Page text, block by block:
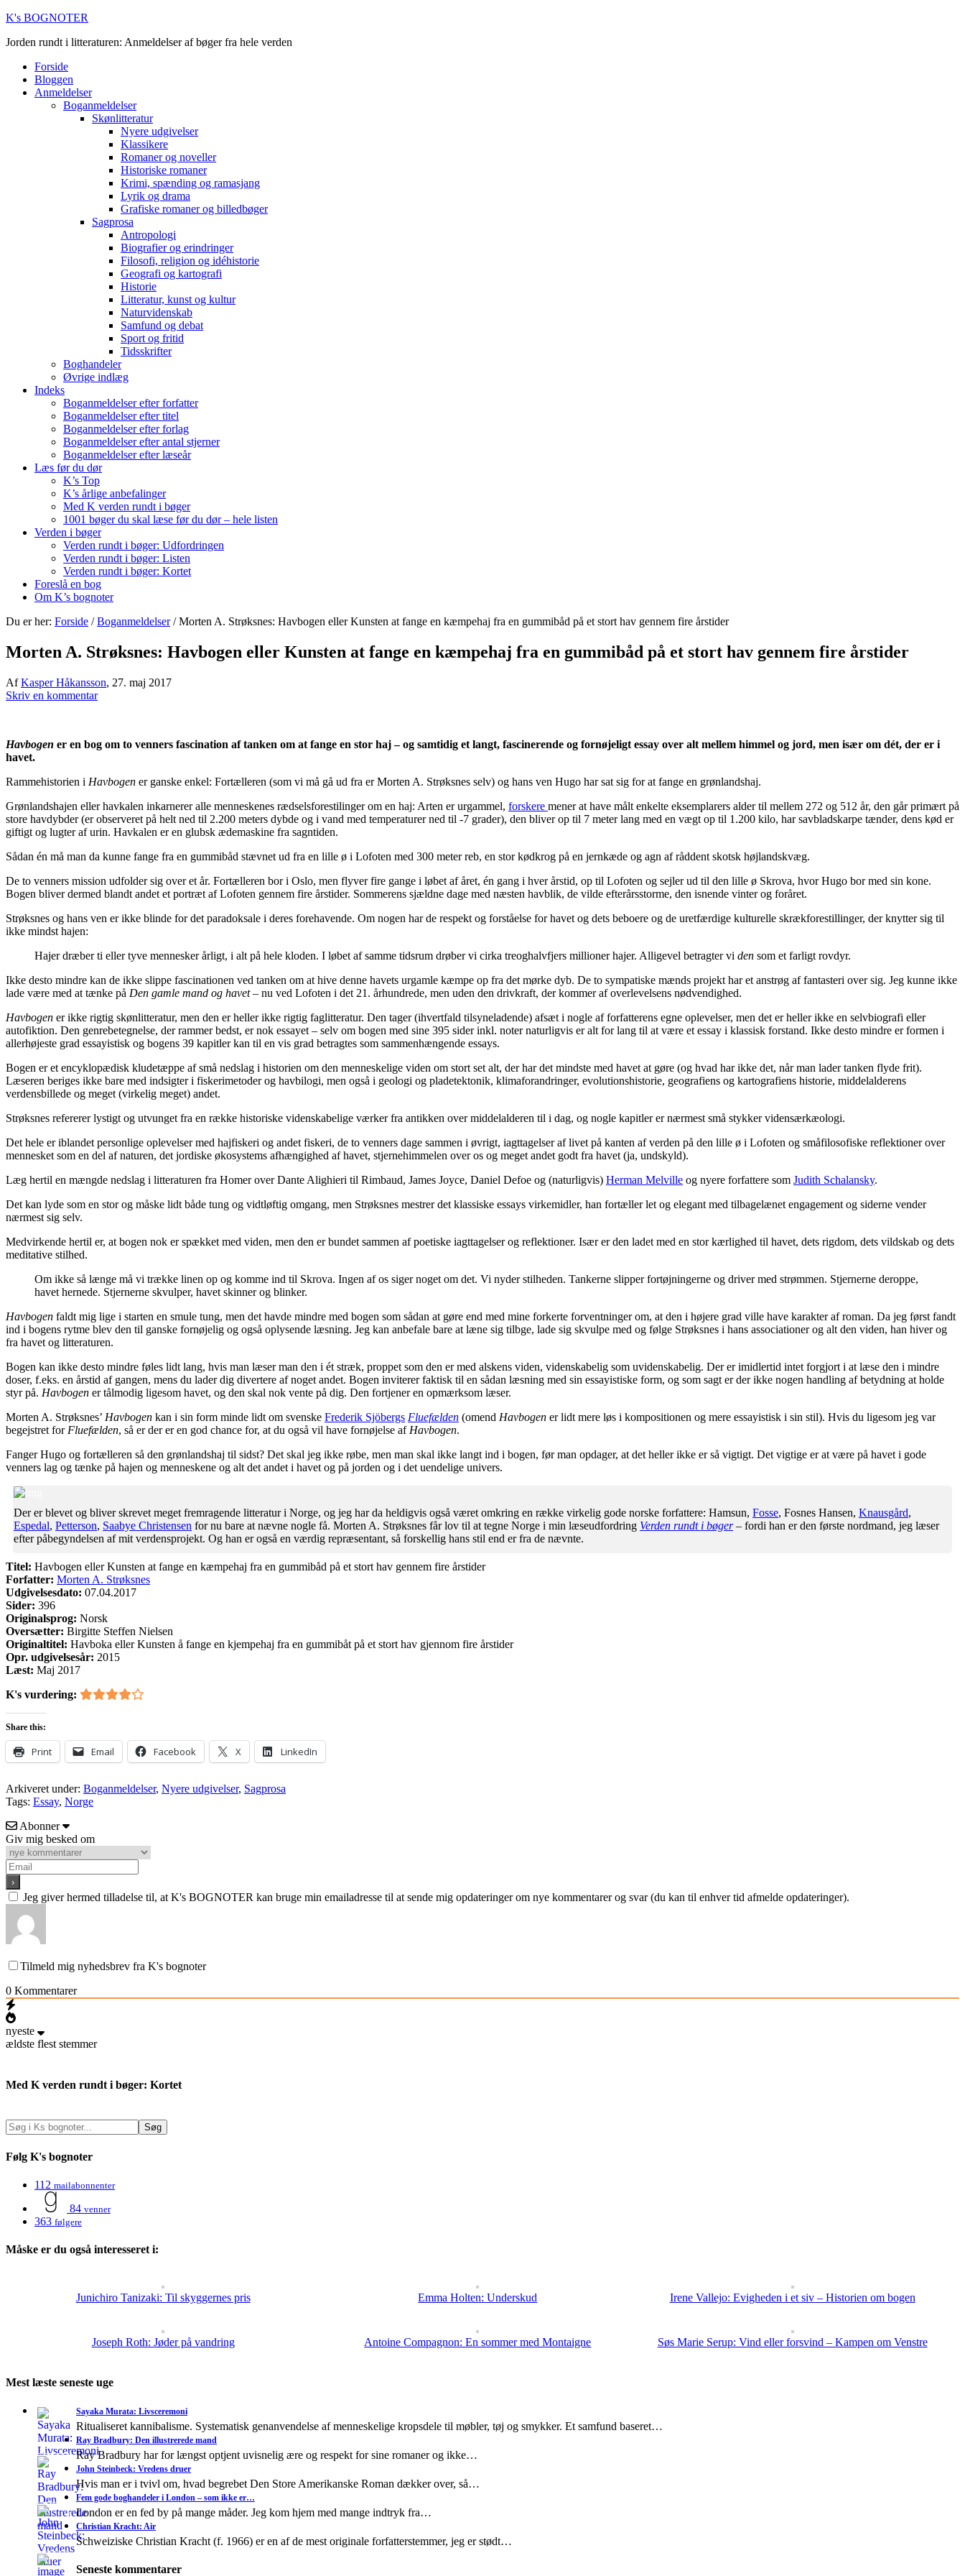
K's BOGNOTER
Jorden rundt i litteraturen: Anmeldelser af bøger fra hele verden
Forside
Bloggen
Anmeldelser
Boganmeldelser
Skønlitteratur
Nyere udgivelser
Klassikere
Romaner og noveller
Historiske romaner
Krimi, spænding og ramasjang
Lyrik og drama
Grafiske romaner og billedbøger
Sagprosa
Antropologi
Biografier og erindringer
Filosofi, religion og idéhistorie
Geografi og kartografi
Historie
Litteratur, kunst og kultur
Naturvidenskab
Samfund og debat
Sport og fritid
Tidsskrifter
Boghandeler
Øvrige indlæg
Indeks
Boganmeldelser efter forfatter
Boganmeldelser efter titel
Boganmeldelser efter forlag
Boganmeldelser efter antal stjerner
Boganmeldelser efter læseår
Læs før du dør
K’s Top
K’s årlige anbefalinger
Med K verden rundt i bøger
1001 bøger du skal læse før du dør – hele listen
Verden i bøger
Verden rundt i bøger: Udfordringen
Verden rundt i bøger: Listen
Verden rundt i bøger: Kortet
Foreslå en bog
Om K’s bognoter
Du er her: Forside / Boganmeldelser /Morten A. Strøksnes: Havbogen eller Kunsten at fange en kæmpehaj fra en gummibåd på et stort hav gennem fire årstider
Morten A. Strøksnes: Havbogen eller Kunsten at fange en kæmpehaj fra en gummibåd på et stort hav gennem fire årstider
AfKasper Håkansson, 27. maj 2017
Skriv en kommentar
Havbogen er en bog om to venners fascination af tanken om at fange en stor haj – og samtidig et langt, fascinerende og fornøjeligt essay over alt mellem himmel og jord, men især om dét, der er i
havet.
Rammehistorien i Havbogen er ganske enkel: Fortælleren (som vi må gå ud fra er Morten A. Strøksnes selv) og hans ven Hugo har sat sig for at fange en grønlandshaj.
Grønlandshajen eller havkalen inkarnerer alle menneskenes rædselsforestilinger om en haj: Arten er urgammel, forskere mener at have målt enkelte eksemplarers alder til mellem 272 og 512 år, den går primært på
store havdybder (er observeret på helt ned til 2.200 meters dybde og i vand med temperaturer ned til -7 grader), den bliver op til 7 meter lang med en vægt op til 1.200 kilo, har savbladskarpe tænder, dens kød er
giftigt og lugter af urin. Havkalen er en glubsk ædemaskine fra sagntiden.
Sådan én må man da kunne fange fra en gummibåd stævnet ud fra en lille ø i Lofoten med 300 meter reb, en stor kødkrog på en jernkæde og agn af råddent skotsk højlandskvæg.
De to venners mission udfolder sig over et år. Fortælleren bor i Oslo, men flyver fire gange i løbet af året, én gang i hver årstid, op til Lofoten og sejler ud til den lille ø Skrova, hvor Hugo bor med sin kone.
Bogen bliver dermed blandt andet et portræt af Lofoten gennem fire årstider. Sommerens sjældne dage med næsten havblik, de vilde efterårsstorme, den isnende vinter og foråret.
Strøksnes og hans ven er ikke blinde for det paradoksale i deres forehavende. Om nogen har de respekt og forståelse for havet og dets beboere og de uretfærdige kulturelle skrækforestillinger, der knytter sig til
ikke mindst hajen:
Hajer dræber ti eller tyve mennesker årligt, i alt på hele kloden. I løbet af samme tidsrum drøber vi cirka treoghalvfjers millioner hajer. Alligevel betragter vi den som et farligt rovdyr.
Ikke desto mindre kan de ikke slippe fascinationen ved tanken om at hive denne havets urgamle kæmpe op fra det mørke dyb. De to sympatiske mænds projekt har et anstrøg af fantasteri over sig. Jeg kunne ikke
lade være med at tænke på Den gamle mand og havet– nu ved Lofoten i det 21. århundrede, men uden den drivkraft, der kommer af overlevelsens nødvendighed.
Havbogen er ikke rigtig skønlitteratur, men den er heller ikke rigtig faglitteratur. Den tager (ihvertfald tilsyneladende) afsæt i nogle af forfatterens egne oplevelser, men det er heller ikke en selvbiografi eller
autofiktion. Den genrebetegnelse, der rammer bedst, er nok essayet – selv om bogen med sine 395 sider inkl. noter naturligvis er alt for lang til at være et essay i klassisk forstand. Ikke desto mindre er formen i
allerhøjeste grad essayistisk og bogens 39 kapitler kan til en vis grad betragtes som sammenhængende essays.
Bogen er et encyklopædisk kludetæppe af små nedslag i historien om den menneskelige viden om stort set alt, der har det mindste med havet at gøre (og hvad har ikke det, når man lader tanken flyde frit).
Læseren beriges ikke bare med indsigter i fiskerimetoder og havbilogi, men også i geologi og pladetektonik, klimaforandringer, evolutionshistorie, geografiens og kartografiens historie, middelalderens
verdensbillede og meget (virkelig meget) andet.
Strøksnes refererer lystigt og utvunget fra en række historiske videnskabelige værker fra antikken over middelalderen til i dag, og nogle kapitler er nærmest små stykker vidensærkæologi.
Det hele er iblandet personlige oplevelser med hajfiskeri og andet fiskeri, de to venners dage sammen i øvrigt, iagttagelser af livet på kanten af verden på den lille ø i Lofoten og småfilosofiske reflektioner over
mennesket som en del af naturen, det jordiske økosystems afhængighed af havet, stjernehimmelen over os og meget andet godt fra havet (ja, undskyld).
Læg hertil en mængde nedslag i litteraturen fra Homer over Dante Alighieri til Rimbaud, James Joyce, Daniel Defoe og (naturligvis) Herman Melville og nyere forfattere som Judith Schalansky.
Det kan lyde som en stor og måske lidt både tung og vidtløftig omgang, men Strøksnes mestrer det klassiske essays virkemidler, han fortæller let og elegant med tilbagelænet engagement og siderne vender
nærmest sig selv.
Medvirkende hertil er, at bogen nok er spækket med viden, men den er bundet sammen af poetiske iagttagelser og reflektioner. Især er den ladet med en stor kærlighed til havet, dets rigdom, dets vildskab og dets
meditative stilhed.
Om ikke så længe må vi trække linen op og komme ind til Skrova. Ingen af os siger noget om det. Vi nyder stilheden. Tankerne slipper fortøjningerne og driver med strømmen. Stjernerne deroppe,
havet hernede. Stjernerne skvulper, havet skinner og blinker.
Havbogen faldt mig lige i starten en smule tung, men det havde mindre med bogen som sådan at gøre end med mine forkerte forventninger om, at den i højere grad ville have karakter af roman. Da jeg først fandt
ind i bogens rytme blev den til ganske fornøjelig og også oplysende læsning. Jeg kan anbefale bare at læne sig tilbge, lade sig skvulpe med og følge Strøksnes i hans associationer og alt den viden, han hiver og
fra havet og litteraturen.
Bogen kan ikke desto mindre føles lidt lang, hvis man læser man den i ét stræk, proppet som den er med alskens viden, videnskabelig som uvidenskabelig. Der er imidlertid intet forgjort i at læse den i mindre
doser, f.eks. en årstid af gangen, mens du lader dig divertere af noget andet. Bogen inviterer faktisk til en sådan læsning med sin essayistiske form, og som sagt er der ikke nogen handling af betydning at holde
styr på. Havbogen er tålmodig ligesom havet, og den skal nok vente på dig. Den fortjener en opmærksom læser.
Morten A. Strøksnes’ Havbogen kan i sin form minde lidt om svenske Frederik Sjöbergs Fluefælden (omend Havbogen er lidt mere løs i kompositionen og mere essayistisk i sin stil). Hvis du ligesom jeg var
begejstret for Fluefælden, så er der er en god chance for, at du også vil have fornøjelse af Havbogen.
Fanger Hugo og fortælleren så den grønlandshaj til sidst? Det skal jeg ikke røbe, men man skal ikke langt ind i bogen, før man opdager, at det heller ikke er så vigtigt. Det vigtige er at være på havet i gode
venners lag og tænke på hajen og menneskene og alt det andet i havet og på jorden og i det uendelige univers.
Der er blevet og bliver skrevet meget fremragende litteratur i Norge, og jeg har da heldigvis også været omkring en række virkelig gode norske forfattere: Hamsun, Fosse, Fosnes Hansen, Knausgård,
Espedal, Petterson, Saabye Christensen for nu bare at nævne nogle få. Morten A. Strøksnes får lov til at tegne Norge i min læseudfordring Verden rundt i bøger– fordi han er den første nordmand, jeg læser
efter påbegyndelsen af mit verdensprojekt. Og han er også en værdig repræsentant, så forskellig hans stil end er fra de nævnte.
Titel: Havbogen eller Kunsten at fange en kæmpehaj fra en gummibåd på et stort hav gennem fire årstider
Forfatter: Morten A. Strøksnes
Udgivelsesdato: 07.04.2017
Sider: 396
Originalsprog: Norsk
Oversætter: Birgitte Steffen Nielsen
Originaltitel: Havboka eller Kunsten å fange en kjempehaj fra en gummibåt på et stort hav gjennom fire årstider
Opr. udgivelsesår: 2015
Læst: Maj 2017
K's vurdering:
Share this:
Print Email Facebook X LinkedIn
Arkiveret under: Boganmeldelser, Nyere udgivelser, Sagprosa
Tags: Essay, Norge
Abonner
Giv mig besked om
Jeg giver hermed tilladelse til, at K's BOGNOTER kan bruge min emailadresse til at sende mig opdateringer om nye kommentarer og svar (du kan til enhver tid afmelde opdateringer).
Tilmeld mig nyhedsbrev fra K's bognoter
0 Kommentarer
nyeste
ældste flest stemmer
Med K verden rundt i bøger: Kortet
Følg K's bognoter
112 mailabonnenter
84 venner
363 følgere
Måske er du også interesseret i:
Junichiro Tanizaki: Til skyggernes pris Emma Holten: Underskud Irene Vallejo: Evigheden i et siv – Historien om bogen
Joseph Roth: Jøder på vandring Antoine Compagnon: En sommer med Montaigne Søs Marie Serup: Vind eller forsvind – Kampen om Venstre
Mest læste seneste uge
Sayaka Murata: Livsceremoni
Ritualiseret kannibalisme. Systematisk genanvendelse af menneskelige kropsdele til møbler, tøj og smykker. Et samfund baseret…
Ray Bradbury: Den illustrerede mand
Ray Bradbury har for længst optjent uvisnelig ære og respekt for sine romaner og ikke…
John Steinbeck: Vredens druer
Hvis man er i tvivl om, hvad begrebet Den Store Amerikanske Roman dækker over, så…
Fem gode boghandeler i London – som ikke er…
London er en fed by på mange måder. Jeg kom hjem med mange indtryk fra…
Christian Kracht: Air
Schweiziske Christian Kracht (f. 1966) er en af de mest originale forfatterstemmer, jeg er stødt…
Seneste kommentarer